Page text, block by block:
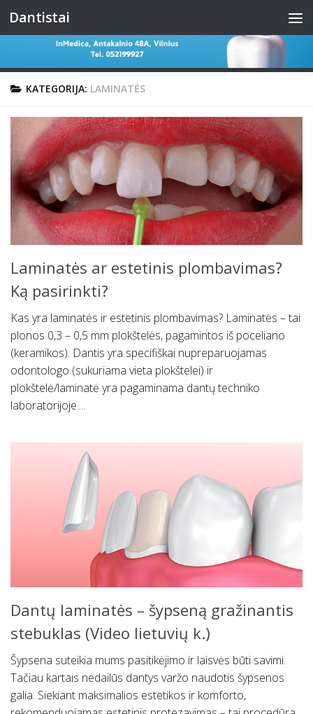
Skip to content
Dantistai
KATEGORIJA: LAMINATĖS
Laminatės ar estetinis plombavimas?
Ką pasirinkti?
Kas yra laminatės ir estetinis plombavimas? Laminatės – tai
plonos 0,3 – 0,5 mm plokštelės, pagamintos iš poceliano
(keramikos). Dantis yra specifiškai nupreparuojamas
odontologo (sukuriama vieta plokštelei) ir
plokštelė/laminatė yra pagaminama dantų techniko
laboratorijoje....
Dantų laminatės – šypseną gražinantis
stebuklas (Video lietuvių k.)
Šypsena suteikia mums pasitikėjimo ir laisvės būti savimi.
Tačiau kartais nedailūs dantys varžo naudotis šypsenos
galia. Siekiant maksimalios estetikos ir komforto,